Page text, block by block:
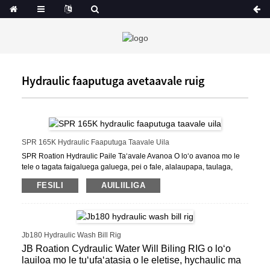
Hydraulic faaputuga avetaavale ruig
SPR 165K Hydraulic Faaputuga Taavale Uila
SPR Roation Hydraulic Paile Taʻavale Avanoa O loʻo avanoa mo le
tele o tagata faigaluega galuega, pei o fale, alalaupapa, taulaga,
taulaga, taulaga, taulaga, taulaga, taulaga, taulaga, taulaga, taulaga,
taulaga, taulaga, taulaga, faʻalauiloa Faʻavae i luga o le faʻaulufale
atinaʻeina ma le gaosia o le hydraulic faaputuga Rig Roar.
FESILI AUILIILIGA
Jb180 Hydraulic Wash Bill Rig
JB Roation Cydraulic Water Will Biling RIG o loʻo
lauiloa mo le tuʻufaʻatasia o le eletise, hychaulic ma